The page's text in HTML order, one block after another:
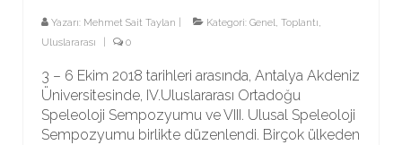
Yazarı: Mehmet Sait Taylan Kategori: Genel, Toplantı,
Uluslararası
0
3 – 6 Ekim 2018 tarihleri arasında, Antalya Akdeniz
Üniversitesinde, IV.Uluslararası Ortadoğu
Speleoloji Sempozyumu ve VIII. Ulusal Speleoloji
Sempozyumu birlikte düzenlendi. Birçok ülkeden